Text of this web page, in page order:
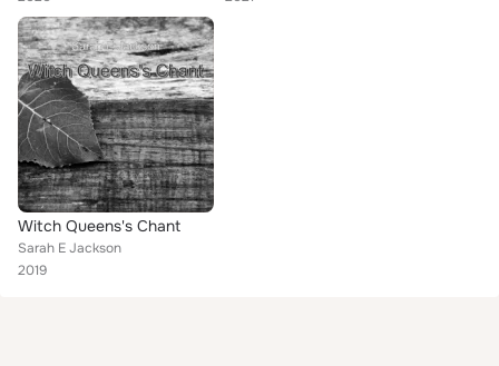
Witch Queens's Chant
Sarah E Jackson
2019